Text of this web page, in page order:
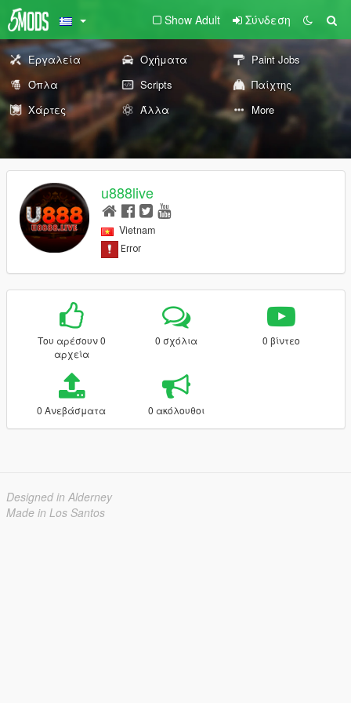
Show Adult Σύνδεση
Εργαλεία Οχήματα
Paint Jobs
Όπλα
Scripts
Παίχτης
Χάρτες
Άλλα More
u888live
Vietnam
Του αρέσουν 0
αρχεία
0 σχόλια 0 βίντεο
0 Ανεβάσματα 0 ακόλουθοι
Designed in Alderney
Made in Los Santos